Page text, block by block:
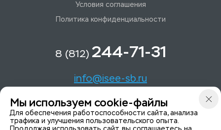
Условия соглашения
Политика конфиденциальности
8 (812) 244-71-31
info@isee-sb.ru
Светлановский пр-кт, д. 70, корп. 1
Мы используем cookie-файлы
Для обеспечения работоспособности сайта, анализа
трафика и улучшения пользовательского опыта.